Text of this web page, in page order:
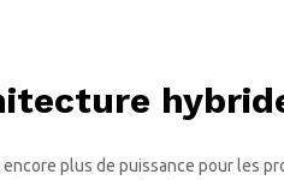
plus de puissance pour les